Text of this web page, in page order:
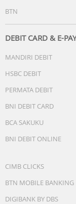
BTN
DEBIT CARD & E-
MANDIRI DEBIT
HSBC DEBIT
PERMATA DEBIT
BNI DEBIT CARD
BCA SAKUKU
BNI DEBIT ONLINE
CIMB CLICKS
BTN MOBILE BANKING
DIGIBANK BY DBS